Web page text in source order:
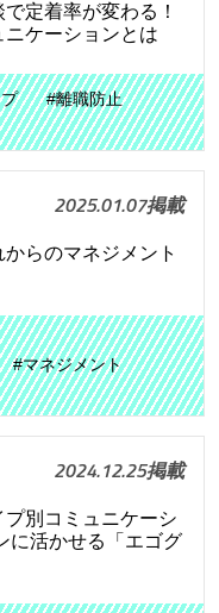
定着率が変わる！
ケーションとは
#離職防止
2025.01.07掲載
らのマネジメント
#マネジメント
2024.12.25掲載
プ別コミュニケーシ
に活かせる「エゴグ